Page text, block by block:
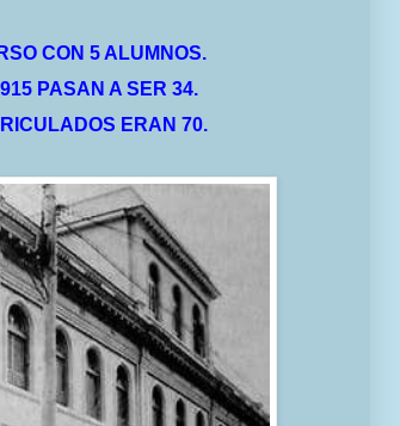
CON 5 ALUMNOS.
PASAN A SER 34.
ERAN 70.